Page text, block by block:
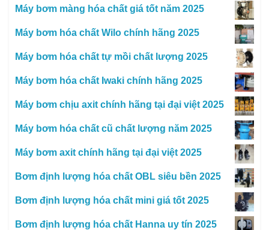
Máy bơm màng hóa chất giá tốt năm 2025
Máy bơm hóa chất Wilo chính hãng 2025
Máy bơm hóa chất tự mồi chất lượng 2025
Máy bơm hóa chất Iwaki chính hãng 2025
Máy bơm chịu axit chính hãng tại đại việt 2025
Máy bơm hóa chất cũ chất lượng năm 2025
Máy bơm axit chính hãng tại đại việt 2025
Bơm định lượng hóa chất OBL siêu bền 2025
Bơm định lượng hóa chất mini giá tốt 2025
Bơm định lượng hóa chất Hanna uy tín 2025